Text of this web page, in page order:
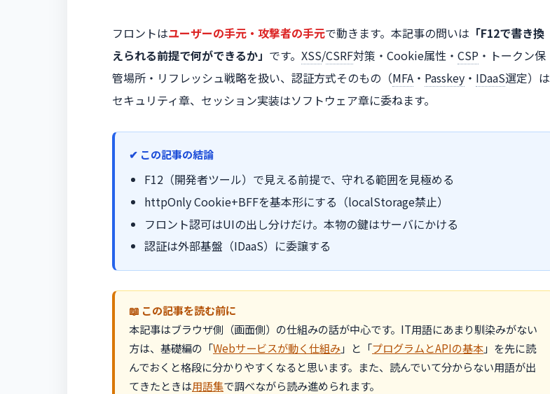
フロントはユーザーの手元・攻撃者の手元で動きます。本記事の問いは 「F12で書き換
えられる前提で何ができるか」 です。 XSS/CSRF対策・Cookie属性・ CSP ・トークン保
管場所・リフレッシュ戦略を扱い、認証方式そのもの（MFA ・ Passkey ・ IDaaS選定）は
セキュリティ章、セッション実装はソフトウェア章に委ねます。
この記事の結論
F12（開発者ツール）で見える前提で、守れる範囲を見極める
httpOnly Cookie+BFFを基本形にする（localStorage禁止）
フロント認可はUIの出し分けだけ。本物の鍵はサーバにかける
認証は外部基盤（IDaaS）に委譲する
この記事を読む前に
本記事はブラウザ側（画面側）の仕組みの話が中心です。IT用語にあまり馴染みがない
方は、基礎編の「Webサービスが動く仕組み」と「プログラムとAPIの基本」を先に読
んでおくと格段に分かりやすくなると思います。また、読んでいて分からない用語が出
てきたときは用語集で調べながら読み進められます。